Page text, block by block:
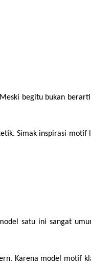
begitu bukan
Simak inspirasi
satu ini sangat
Karena model motif